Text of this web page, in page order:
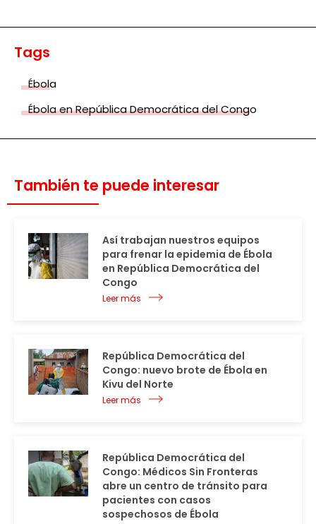
Tags
Ébola
Ébola en República Democrática del Congo
También te puede interesar
Así trabajan nuestros equipos
para frenar la epidemia de Ébola
en República Democrática del
Congo
Leer más
República Democrática del
Congo: nuevo brote de Ébola en
Kivu del Norte
Leer más
República Democrática del
Congo: Médicos Sin Fronteras
abre un centro de tránsito para
pacientes con casos
sospechosos de Ébola